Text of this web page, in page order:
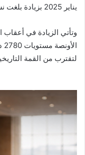
يناير 2025 بزيادة بلغت نسبتها 3.4%.
وتأتي الزيادة في
لتقترب من القمة